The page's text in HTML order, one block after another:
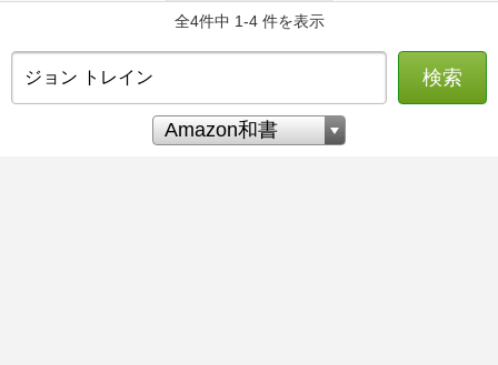
全4件中 1-4 件を表示
検索